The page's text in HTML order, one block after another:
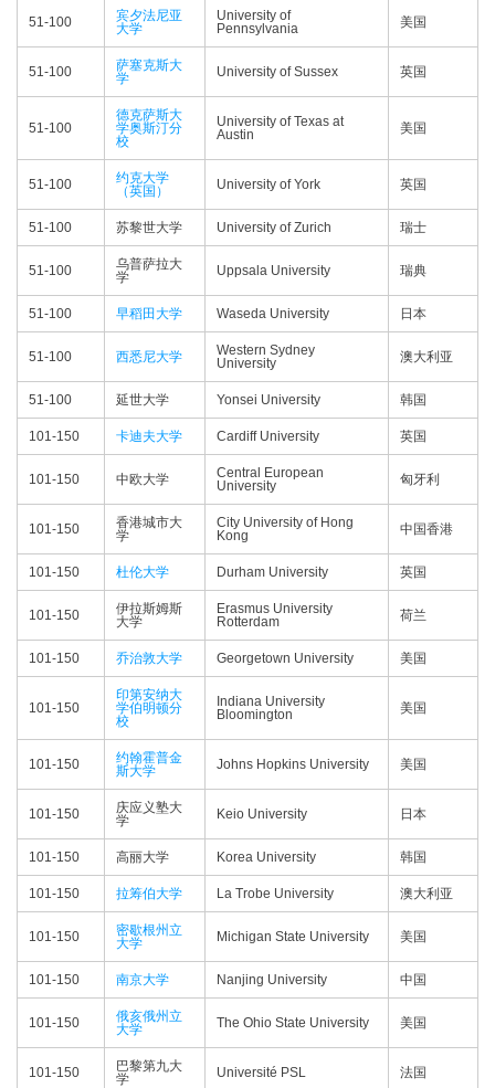
51-100
宾夕法尼亚
大学
University of
Pennsylvania
美国
51-100
萨塞克斯大
学
University of Sussex 英国
51-100
德克萨斯大
学奥斯汀分
校
University of Texas at
Austin
美国
51-100
约克大学
（英国）
University of York 英国
51-100 苏黎世大学 University of Zurich 瑞士
51-100
乌普萨拉大
学
Uppsala University 瑞典
51-100 早稻田大学 Waseda University 日本
51-100 西悉尼大学
Western Sydney
University
澳大利亚
51-100 延世大学 Yonsei University 韩国
101-150 卡迪夫大学 Cardiff University 英国
101-150 中欧大学
Central European
University
匈牙利
101-150
香港城市大
学
City University of Hong
Kong
中国香港
101-150 杜伦大学 Durham University 英国
101-150
伊拉斯姆斯
大学
Erasmus University
Rotterdam
荷兰
101-150 乔治敦大学 Georgetown University 美国
101-150
印第安纳大
学伯明顿分
校
Indiana University
Bloomington
美国
101-150
约翰霍普金
斯大学
Johns Hopkins University 美国
101-150
庆应义塾大
学
Keio University 日本
101-150 高丽大学 Korea University 韩国
101-150 拉筹伯大学 La Trobe University 澳大利亚
101-150
密歇根州立
大学
Michigan State University 美国
101-150 南京大学 Nanjing University 中国
101-150
俄亥俄州立
大学
The Ohio State University 美国
101-150
巴黎第九大
学
Université PSL 法国